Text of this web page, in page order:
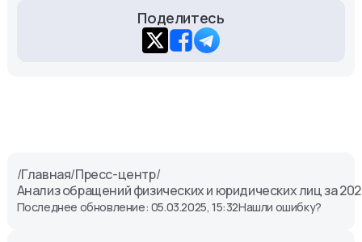
Поделитесь
/Главная/Пресс-центр/
Анализ обращений физических и юридических лиц за
Последнее обновление: 05.03.2025, 15:32Нашли ошибку?